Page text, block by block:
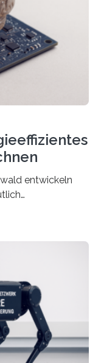
Avatare zu
ganzheitliche
Gestik
entwickeln
Gehirn. Die
Sie verbrauchen
Da KI-Modelle
an neuen